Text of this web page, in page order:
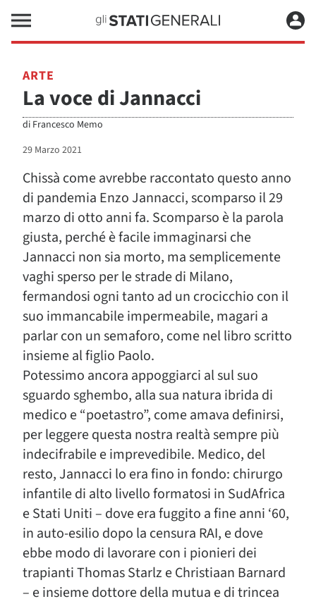
ARTE
La voce di Jannacci
di Francesco Memo
29 Marzo 2021
Chissà come avrebbe raccontato questo anno
di pandemia Enzo Jannacci, scomparso il 29
marzo di otto anni fa. Scomparso è la parola
giusta, perché è facile immaginarsi che
Jannacci non sia morto, ma semplicemente
vaghi sperso per le strade di Milano,
fermandosi ogni tanto ad un crocicchio con il
suo immancabile impermeabile, magari a
parlar con un semaforo, come nel libro scritto
insieme al figlio Paolo.
Potessimo ancora appoggiarci al sul suo
sguardo sghembo, alla sua natura ibrida di
medico e “poetastro”, come amava definirsi,
per leggere questa nostra realtà sempre più
indecifrabile e imprevedibile. Medico, del
resto, Jannacci lo era fino in fondo: chirurgo
infantile di alto livello formatosi in SudAfrica
e Stati Uniti – dove era fuggito a fine anni ‘60,
in auto-esilio dopo la censura RAI, e dove
ebbe modo di lavorare con i pionieri dei
trapianti Thomas Starlz e Christiaan Barnard
– e insieme dottore della mutua e di trincea